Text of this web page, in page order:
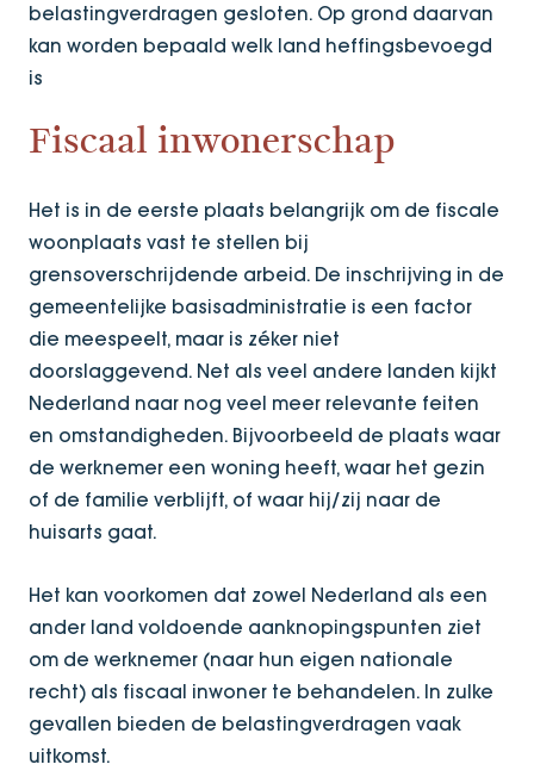
belastingverdragen gesloten. Op grond daarvan
kan worden bepaald welk land heffingsbevoegd
is
Fiscaal inwonerschap
Het is in de eerste plaats belangrijk om de fiscale
woonplaats vast te stellen bij
grensoverschrijdende arbeid. De inschrijving in de
gemeentelijke basisadministratie is een factor
die meespeelt, maar is zéker niet
doorslaggevend. Net als veel andere landen kijkt
Nederland naar nog veel meer relevante feiten
en omstandigheden. Bijvoorbeeld de plaats waar
de werknemer een woning heeft, waar het gezin
of de familie verblijft, of waar hij/zij naar de
huisarts gaat.
Het kan voorkomen dat zowel Nederland als een
ander land voldoende aanknopingspunten ziet
om de werknemer (naar hun eigen nationale
recht) als fiscaal inwoner te behandelen. In zulke
gevallen bieden de belastingverdragen vaak
uitkomst.